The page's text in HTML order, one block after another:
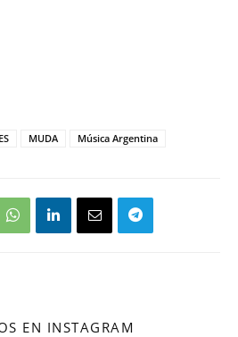
MUDA Música Argentina
EN INSTAGRAM